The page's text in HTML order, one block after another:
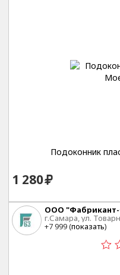
Подоконник
1 280
ООО
г.Самара, ул.
+7 999 (показать)